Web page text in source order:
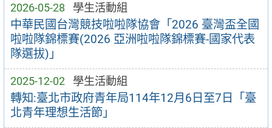
2026-05-28 學生活動組
中華民國台灣競技啦啦隊協會「2026 臺灣盃全國
啦啦隊錦標賽(2026 亞洲啦啦隊錦標賽-國家代表
隊選拔)」
2025-12-02 學生活動組
轉知:臺北市政府青年局114年12月6日至7日「臺
北青年理想生活節」